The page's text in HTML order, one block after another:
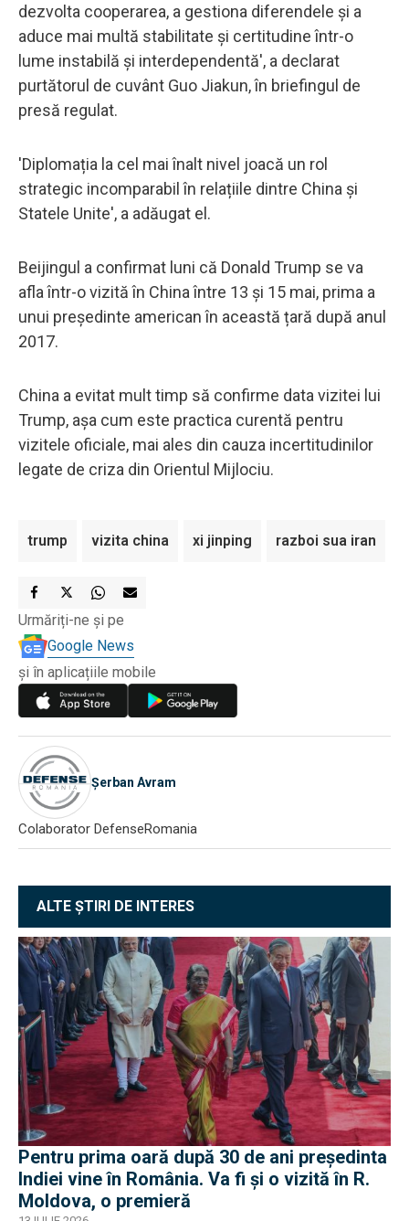
dezvolta cooperarea, a gestiona diferendele și a
aduce mai multă stabilitate și certitudine într-o
lume instabilă și interdependentă', a declarat
purtătorul de cuvânt Guo Jiakun, în briefingul de
presă regulat.
'Diplomația la cel mai înalt nivel joacă un rol
strategic incomparabil în relațiile dintre China și
Statele Unite', a adăugat el.
Beijingul a confirmat luni că Donald Trump se va
afla într-o vizită în China între 13 și 15 mai, prima a
unui președinte american în această țară după anul
2017.
China a evitat mult timp să confirme data vizitei lui
Trump, așa cum este practica curentă pentru
vizitele oficiale, mai ales din cauza incertitudinilor
legate de criza din Orientul Mijlociu.
trump vizita china xi jinping razboi sua iran
Urmăriți-ne și pe
Google News
și în aplicațiile mobile
Șerban Avram
Colaborator DefenseRomania
ALTE ȘTIRI DE INTERES
Pentru prima oară după 30 de ani președinta
Indiei vine în România. Va fi și o vizită în R.
Moldova, o premieră